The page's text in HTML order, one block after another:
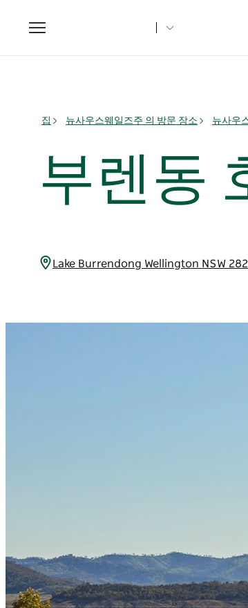
Toggle
navigation
집 뉴사우스웨일즈주 의 방문 장소 뉴사우
부렌동
Lake Burrendong Wellington NSW